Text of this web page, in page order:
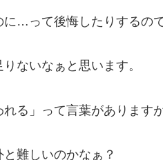
に…って後悔したりするの
ないなぁと思います。
れる」って言葉がありますが
難しいのかなぁ？